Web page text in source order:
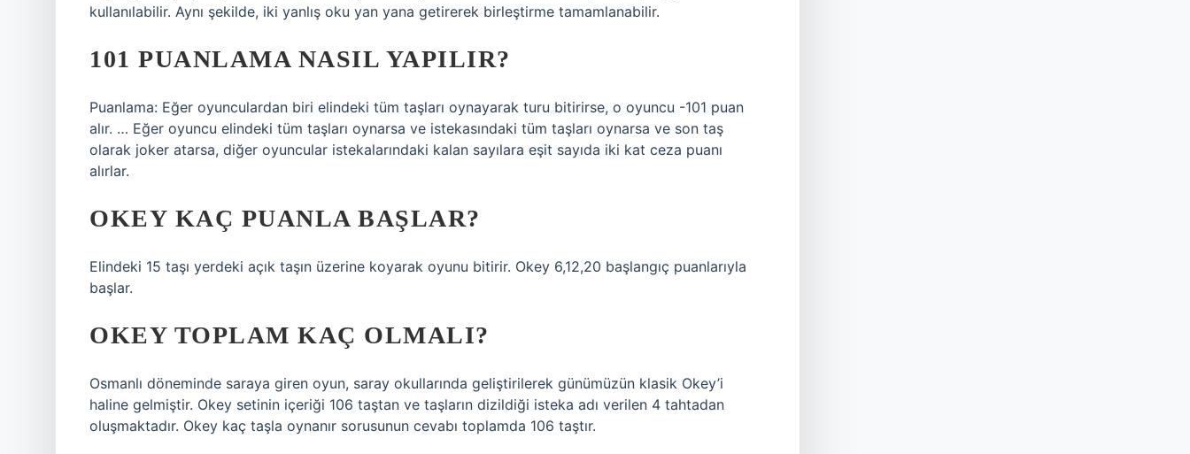
kullanılabilir. Aynı şekilde, iki yanlış oku yan yana getirerek birleştirme tamamlanabilir.
101 PUANLAMA NASIL YAPILIR?
Puanlama: Eğer oyunculardan biri elindeki tüm taşları oynayarak turu bitirirse, o oyuncu -101 puan
alır. … Eğer oyuncu elindeki tüm taşları oynarsa ve istekasındaki tüm taşları oynarsa ve son taş
olarak joker atarsa, diğer oyuncular istekalarındaki kalan sayılara eşit sayıda iki kat ceza puanı
alırlar.
OKEY KAÇ PUANLA BAŞLAR?
Elindeki 15 taşı yerdeki açık taşın üzerine koyarak oyunu bitirir. Okey 6,12,20 başlangıç ​​puanlarıyla
başlar.
OKEY TOPLAM KAÇ OLMALI?
Osmanlı döneminde saraya giren oyun, saray okullarında geliştirilerek günümüzün klasik Okey’i
haline gelmiştir. Okey setinin içeriği 106 taştan ve taşların dizildiği isteka adı verilen 4 tahtadan
oluşmaktadır. Okey kaç taşla oynanır sorusunun cevabı toplamda 106 taştır.